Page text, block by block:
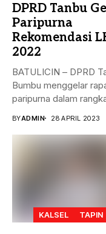
DPRD Tanbu
Paripurna
Rekomendasi
2022
BATULICIN – DPRD
Bumbu menggelar
paripurna dalam
BYADMIN 28 APRIL 2023
KALSEL TAPIN